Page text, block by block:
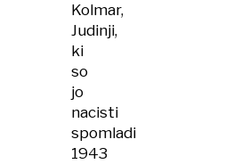
Kolmar,
Judinji,
ki
so
jo
nacisti
spomladi
1943